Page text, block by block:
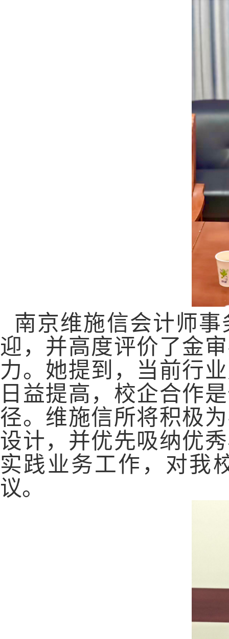
南京维施信会计师事
迎，并高度评价了金
力。 她提到，当前行
日益提高，校企合作
径。 维施信所将积极
设计，并优先吸纳优
实践业务工作，对我
议。